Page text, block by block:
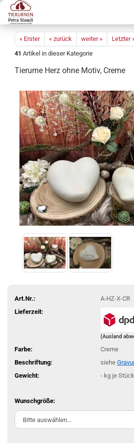
« Erster « zurück weiter »
Letzter
41 Artikel in dieser Kategorie
Tierurne Herz ohne Motiv, Creme
Art.Nr.:
A-HZ-X-CR
Lieferzeit:
(Ausland
Farbe:
Creme
Beschriftung:
siehe
Gewicht:
-kg je Stück
Wunschgröße: